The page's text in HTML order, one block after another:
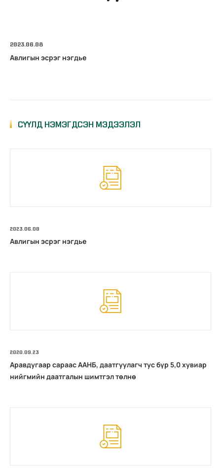
2023.06.08
Авлигын эсрэг нэгдье
СҮҮЛД НЭМЭГДСЭН МЭДЭЭЛЭЛ
2023.06.08
Авлигын эсрэг нэгдье
2020.09.23
Аравдугаар сараас ААНБ, даатгуулагч тус бүр 5,0 хувиар
нийгмийн даатгалын шимтгэл төлнө